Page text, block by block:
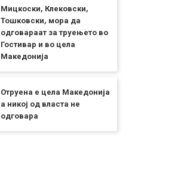
Мицкоски, Клековски,
Тошковски, мора да
одговараат за труењето во
Гостивар и во цела
Македонија
Отруена е цела Македонија
а никој од власта не
одговара